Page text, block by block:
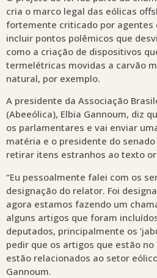
cria o marco legal das eólicas
fortemente criticado por agentes
incluir pontos polêmicos que
como a criação de dispositivos
termelétricas movidas a carvão
natural, por exemplo.
A presidente da Associação
(Abeeólica), Elbia Gannoum, diz
os parlamentares e vai enviar
matéria e o presidente do
retirar itens estranhos ao texto
“Eu pessoalmente falei com os
designação do relator. Foi
agora estamos fazendo um
alguns artigos que foram
deputados, principalmente os
pedir que os artigos que estão
estão relacionados ao setor
Gannoum.